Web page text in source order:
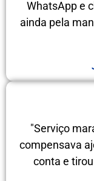
WhatsApp e
ainda pela
"Serviço
compensava
conta e